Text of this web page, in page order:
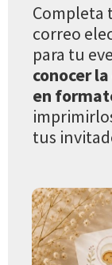
Completa
correo
para tu
conocer
en
tus